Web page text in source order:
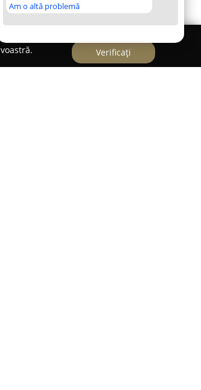
Am o altă problemă
Verificați